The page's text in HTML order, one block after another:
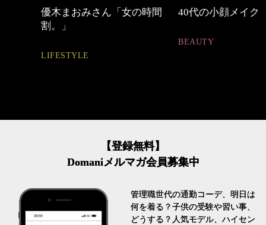
40代の小顔メイク
【ワーママのきれ
【登録無料】
Domaniメルマガ会員募集中
管理職世代の通勤コーデ、明日は
何を着る？子供の受験や習い事、
どうする？人気モデル、ハイセン